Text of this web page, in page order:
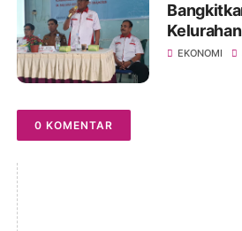
Perkuat
EKONOMI
0 KOMENTAR